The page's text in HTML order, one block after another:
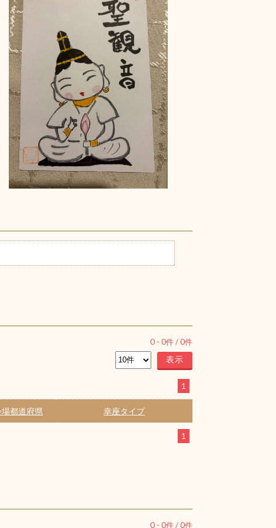
0 - 0件 /0件
1
場都道府県 幸座タイプ
1
0 - 0件 /0件